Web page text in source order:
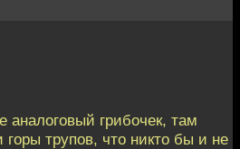
грибочек, там
трупов, что никто бы и не